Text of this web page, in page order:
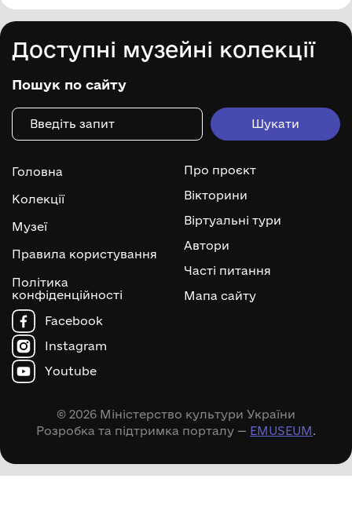
Доступні музейні колекції
Пошук по сайту
Головна
Колекції
Музеї
Правила користування
Політика
конфіденційності
Про проєкт
Вікторини
Віртуальні тури
Автори
Часті питання
Мапа сайту
Facebook
Instagram
Youtube
© 2026 Міністерство культури України
Розробка та підтримка порталу — EMUSEUM.